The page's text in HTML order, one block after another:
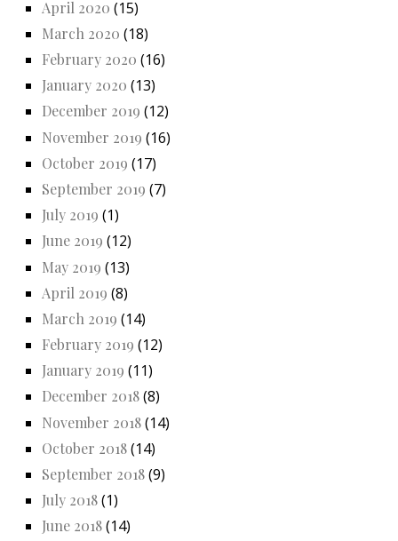
April 2020 (15)
March 2020 (18)
February 2020 (16)
January 2020 (13)
December 2019 (12)
November 2019 (16)
October 2019 (17)
September 2019 (7)
July 2019 (1)
June 2019 (12)
May 2019 (13)
April 2019 (8)
March 2019 (14)
February 2019 (12)
January 2019 (11)
December 2018(8)
November 2018(14)
October 2018(14)
September 2018(9)
July 2018(1)
June 2018(14)